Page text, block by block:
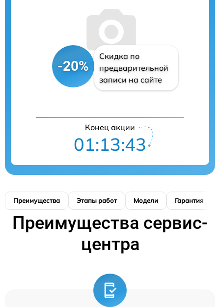
-20%
Скидка по
предварительной
записи на сайте
Конец акции
01:13:42
Преимущества Этапы работ Модели Гарантия
Преимущества сервис-
центра